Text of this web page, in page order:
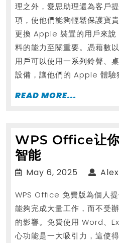
理之外，愛思助理還為客戶
項，使他們能夠輕鬆保護寶
更換 Apple 裝置的用戶來說
料的能力至關重要。憑藉數
用戶可以使用一系列鈴聲、
設備，讓他們的 Apple 體驗
READ MORE...
WPS Office让
智能WPS
Office
你
的
文
May 6, 2025 May
2025
Alex
WPS Office 免費版為個人
能夠完成大量工作，而不受
的影響。免費使用 Word、
心功能是一大吸引力，這使